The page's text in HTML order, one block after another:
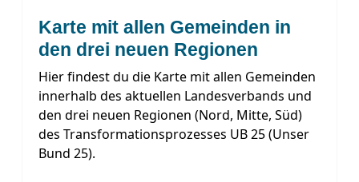
Karte mit allen Gemeinden in
den drei neuen Regionen
Hier findest du die Karte mit allen Gemeinden
innerhalb des aktuellen Landesverbands und
den drei neuen Regionen (Nord, Mitte, Süd)
des Transformationsprozesses UB 25 (Unser
Bund 25).